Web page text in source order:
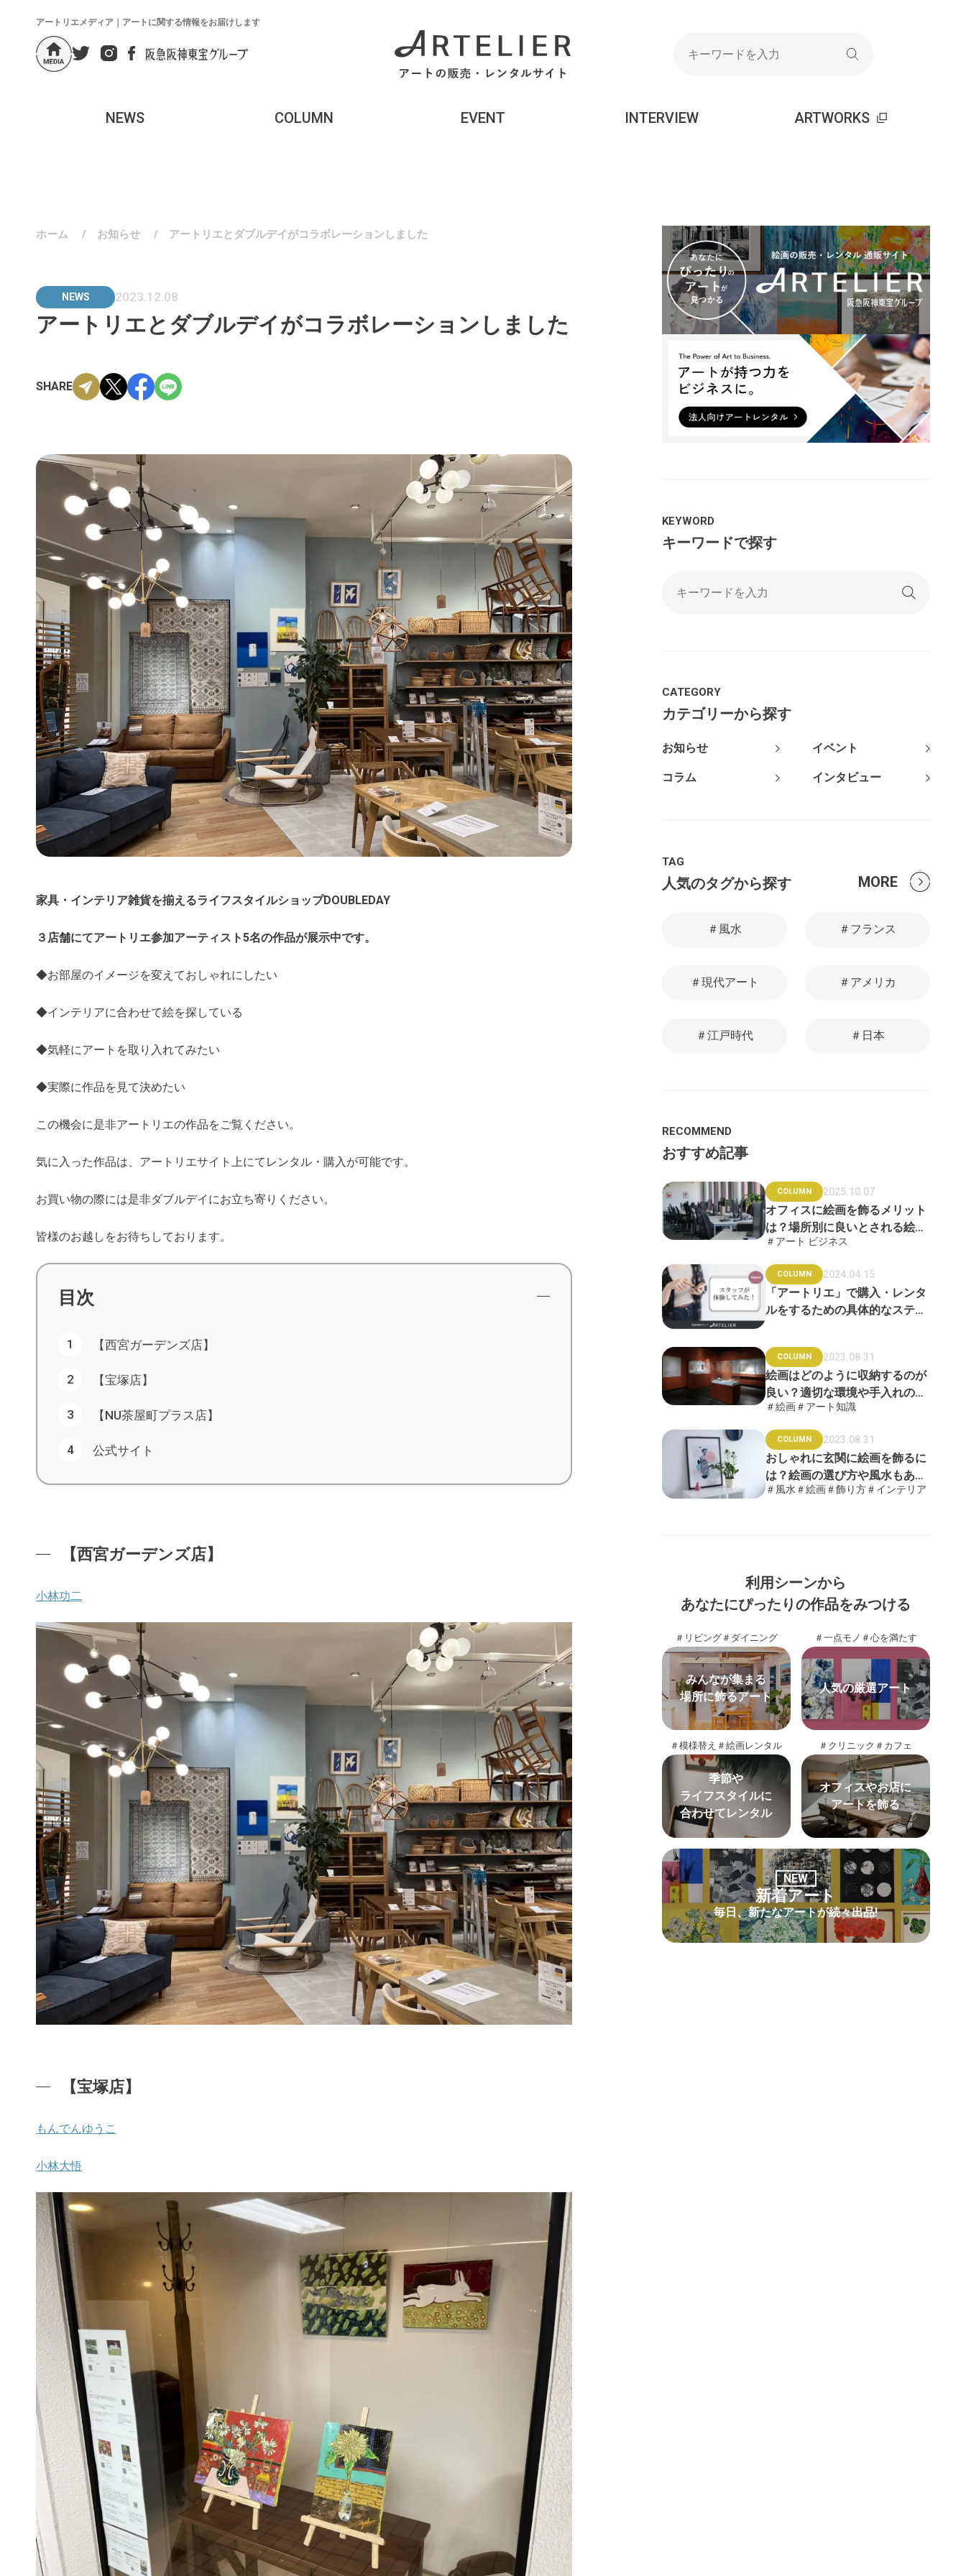
アートリエメディア｜アートに関する情報をお届けします
NEWS COLUMN EVENT INTERVIEW ARTWORKS
ホーム / お知らせ / アートリエとダブルデイがコラボレーションしました
NEWS 2023.12.08
アートリエとダブルデイがコラボレーションしました
SHARE
家具・インテリア雑貨を揃えるライフスタイルショップDOUBLEDAY
３店舗にてアートリエ参加アーティスト5名の作品が展示中です。
◆お部屋のイメージを変えておしゃれにしたい
◆インテリアに合わせて絵を探している
◆気軽にアートを取り入れてみたい
◆実際に作品を見て決めたい
この機会に是非アートリエの作品をご覧ください。
気に入った作品は、アートリエサイト上にてレンタル・購入が可能です。
お買い物の際には是非ダブルデイにお立ち寄りください。
皆様のお越しをお待ちしております。
目次
【西宮ガーデンズ店】
【宝塚店】
【NU茶屋町プラス店】
公式サイト
【西宮ガーデンズ店】
小林功二
【宝塚店】
もんでんゆうこ
小林大悟
KEYWORD
キーワードで探す
CATEGORY
カテゴリーから探す
お知らせ イベント
コラム インタビュー
TAG
人気のタグから探す MORE
＃風水 ＃フランス
＃現代アート ＃アメリカ
＃江戸時代 ＃日本
RECOMMEND
おすすめ記事
COLUMN 2025.10.07
オフィスに絵画を飾るメリット
は？場所別に良いとされる絵画
も紹介
＃アート ビジネス
COLUMN 2024.04.15
「アートリエ」で購入・レンタ
ルをするための具体的なステッ
COLUMN 2023.08.31
絵画はどのように収納するのが
良い？適切な環境や手入れの方
法を徹底解説
＃絵画＃アート知識
COLUMN 2023.08.31
おしゃれに玄関に絵画を飾るに
は？絵画の選び方や風水もあわ
せて解説
＃風水 ＃絵画＃飾り方＃インテリア
利用シーンから
あなたにぴったりの作品をみつける
＃リビング＃ダイニング
みんなが集まる
場所に飾るアート
＃一点モノ ＃心を満たす
人気の厳選アート
＃模様替え ＃絵画レンタル
季節や
ライフスタイルに
合わせてレンタル
＃クリニック ＃カフェ
オフィスやお店に
アートを飾る
NEW
新着アート
毎日、新たなアートが続々出品!